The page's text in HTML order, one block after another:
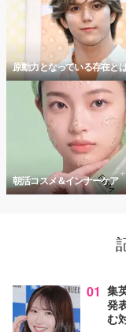
原動力となっている存在と
朝活コスメ＆インナーケア
01 集
発
む